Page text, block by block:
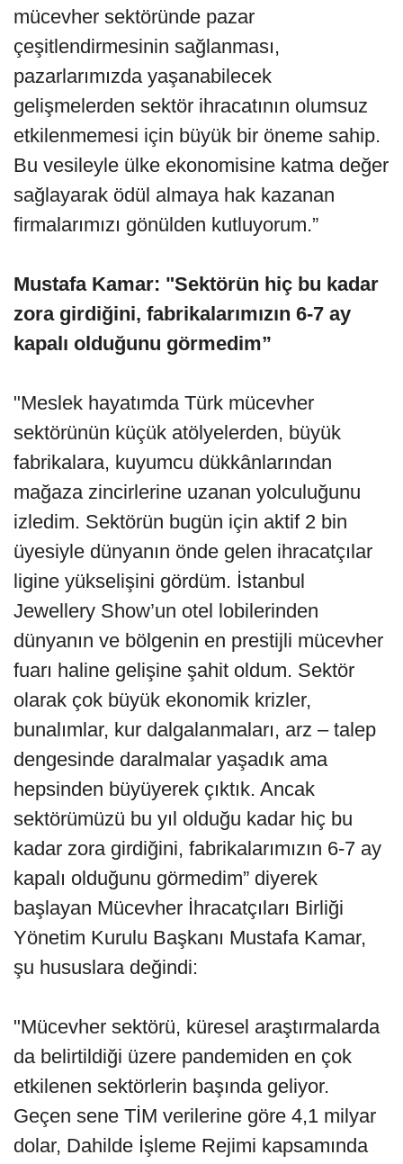
mücevher sektöründe pazar
çeşitlendirmesinin sağlanması,
pazarlarımızda yaşanabilecek
gelişmelerden sektör ihracatının olumsuz
etkilenmemesi için büyük bir öneme sahip.
Bu vesileyle ülke ekonomisine katma değer
sağlayarak ödül almaya hak kazanan
firmalarımızı gönülden kutluyorum.”
Mustafa Kamar: "Sektörün hiç bu kadar
zora girdiğini, fabrikalarımızın 6-7 ay
kapalı olduğunu görmedim”
"Meslek hayatımda Türk mücevher
sektörünün küçük atölyelerden, büyük
fabrikalara, kuyumcu dükkânlarından
mağaza zincirlerine uzanan yolculuğunu
izledim. Sektörün bugün için aktif 2 bin
üyesiyle dünyanın önde gelen ihracatçılar
ligine yükselişini gördüm. İstanbul
Jewellery Show’un otel lobilerinden
dünyanın ve bölgenin en prestijli mücevher
fuarı haline gelişine şahit oldum. Sektör
olarak çok büyük ekonomik krizler,
bunalımlar, kur dalgalanmaları, arz – talep
dengesinde daralmalar yaşadık ama
hepsinden büyüyerek çıktık. Ancak
sektörümüzü bu yıl olduğu kadar hiç bu
kadar zora girdiğini, fabrikalarımızın 6-7 ay
kapalı olduğunu görmedim” diyerek
başlayan Mücevher İhracatçıları Birliği
Yönetim Kurulu Başkanı Mustafa Kamar,
şu hususlara değindi:
"Mücevher sektörü, küresel araştırmalarda
da belirtildiği üzere pandemiden en çok
etkilenen sektörlerin başında geliyor.
Geçen sene TİM verilerine göre 4,1 milyar
dolar, Dahilde İşleme Rejimi kapsamında